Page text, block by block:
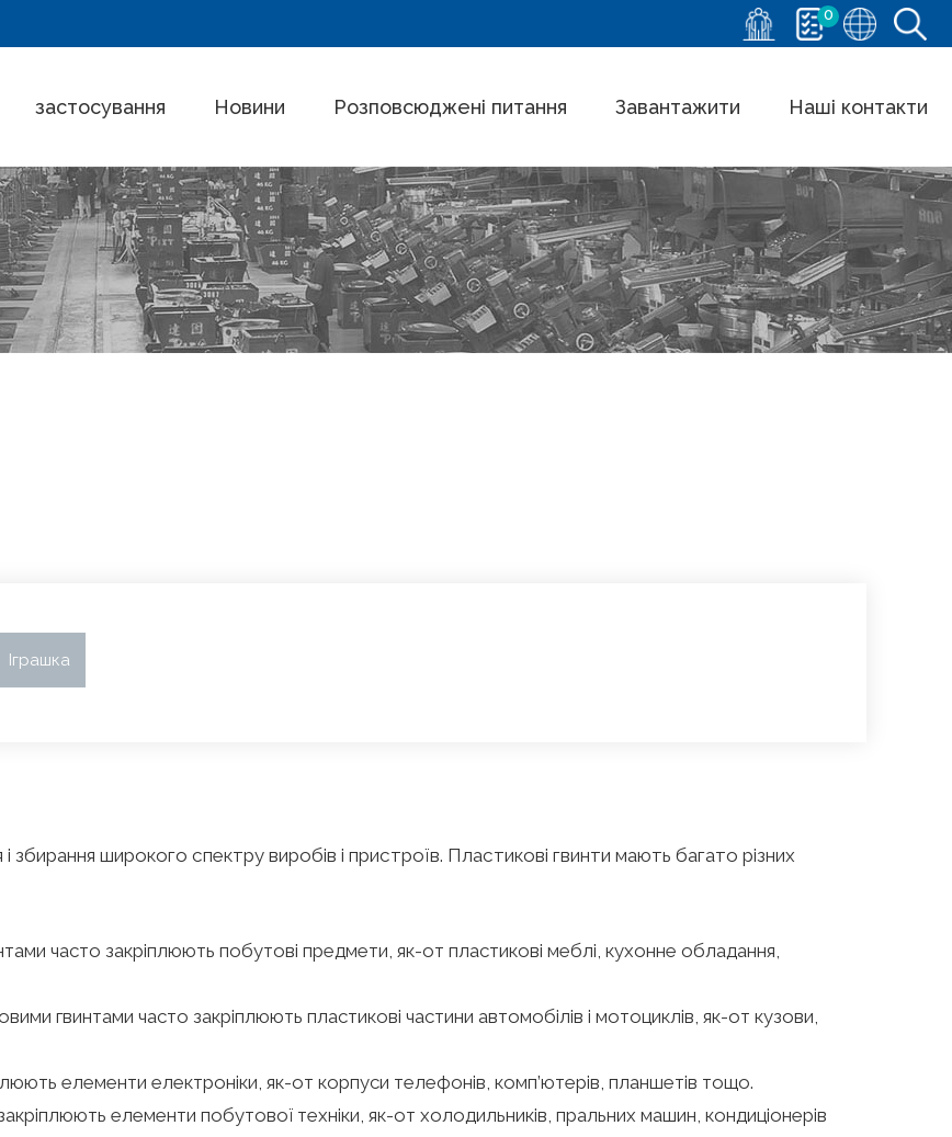
0
застосування Новини Розповсюджені питання Завантажити Наші контакти
Іграшка
збирання широкого спектру виробів і пристроїв. Пластикові гвинти мають багато різних
часто закріплюють побутові предмети, як-от пластикові меблі, кухонне обладання,
гвинтами часто закріплюють пластикові частини автомобілів і мотоциклів, як-от кузови,
елементи електроніки, як-от корпуси телефонів, комп’ютерів, планшетів тощо.
елементи побутової техніки, як-от холодильників, пральних машин, кондиціонерів